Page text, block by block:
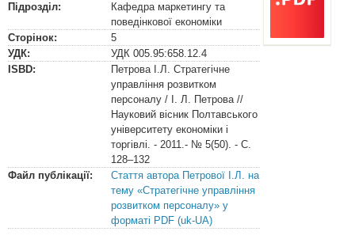
Підрозділ:
Кафедра маркетингу та
поведінкової економіки
Сторінок:
5
УДК:
УДК 005.95:658.12.4
ISBD:
Петрова І.Л. Стратегічне
управління розвитком
персоналу / І. Л. Петрова //
Науковий вісник Полтавського
університету економіки і
торгівлі. - 2011.- № 5(50). - С.
128–132
Файл публікації:
Стаття автора Петрової І.Л. на
тему «Стратегічне управління
розвитком персоналу» у
форматі PDF (uk-UA)